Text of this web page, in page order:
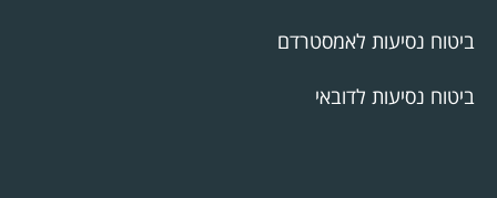
ביטוח נסיעות לאמסטרדם
ביטוח נסיעות לדובאי